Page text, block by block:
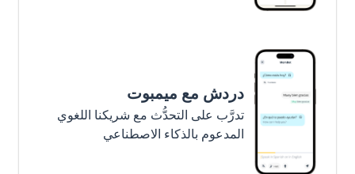
دردش مع ميمبوت
تدرَّب على التحدُّث مع شريكنا اللغوي
المدعوم بالذكاء الاصطناعي